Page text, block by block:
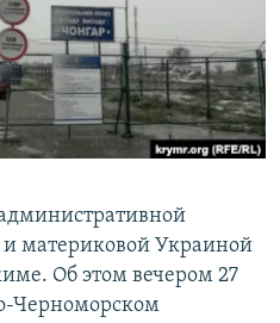
материковой Украиной
Об этом вечером 27
Черноморском